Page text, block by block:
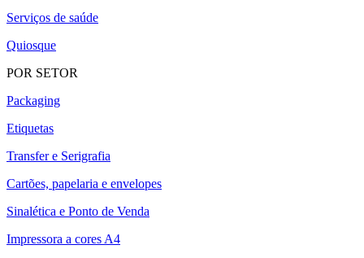
Serviços de saúde
Quiosque
POR SETOR
Packaging
Etiquetas
Transfer e Serigrafia
Cartões, papelaria e envelopes
Sinalética e Ponto de Venda
Impressora a cores A4